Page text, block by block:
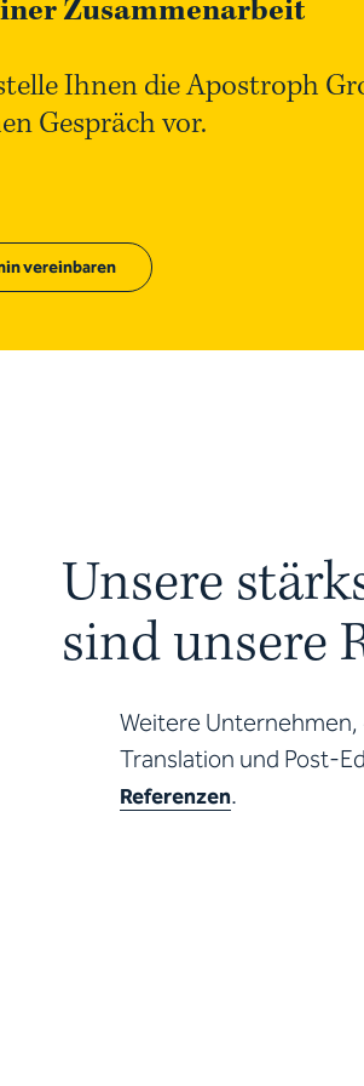
Zusammenarbeit
Ihnen die Apostroph
Gespräch vor.
vereinbaren
Unsere
sind unsere
Weitere Unternehmen,
Translation und Post-
Referenzen.